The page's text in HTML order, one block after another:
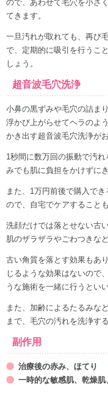
ので、あわせて毛穴を小さ
てきます。
一旦汚れが取れても、再び
で、定期的に吸引を行うこ
しょう。
超音波毛穴洗浄
小鼻の黒ずみや毛穴の詰ま
浮かび上がらせてヘラのよ
かき出す超音波毛穴洗浄が
1秒間に数万回の振動で汚
みでも肌に負担をかけずに
また、1万円前後で購入で
ので、自宅でケアすること
洗顔だけでは落とせない古
肌のザラザラやごわつきな
古い角質を落とす効果もあ
じるような効果はないので
うな施術を一緒に行うとい
また、加齢によるたるみな
まで、毛穴の汚れを洗浄す
副作用
治療後の赤み、ほてり
一時的な敏感肌、乾燥肌